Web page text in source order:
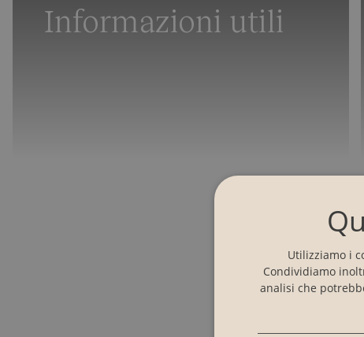
Informazioni utili
Utilizziamo i
Condividiamo
analisi che